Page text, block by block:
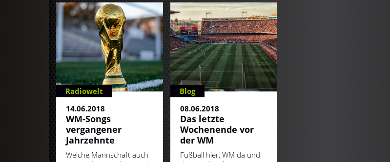
Radiowelt
14.06.2018
WM-Songs
vergangener
Jahrzehnte
Welche Mannschaft auch
Blog
08.06.2018
Das letzte
Wochenende vor
der WM
Fußball hier, WM da und